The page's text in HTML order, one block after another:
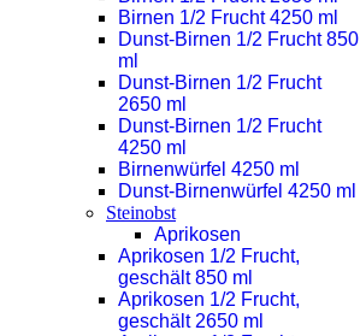
Birnen 1/2 Frucht 4250 ml
Dunst-Birnen 1/2 Frucht 850
ml
Dunst-Birnen 1/2 Frucht
2650 ml
Dunst-Birnen 1/2 Frucht
4250 ml
Birnenwürfel 4250 ml
Dunst-Birnenwürfel 4250 ml
Steinobst
Aprikosen
Aprikosen 1/2 Frucht,
geschält 850 ml
Aprikosen 1/2 Frucht,
geschält 2650 ml